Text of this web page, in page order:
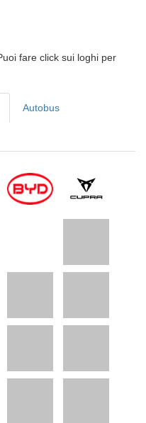
fare click sui loghi per
Autobus